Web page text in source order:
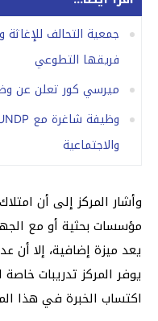
جمعية التحالف للإغاثة
فريقها التطوعي
ميرسي كور تعلن عن
والاجتماعية
وأشار المركز إلى أن
مؤسسات بحثية أو مع
يعد ميزة إضافية، إلا أن
يوفر المركز تدريبات
اكتساب الخبرة في هذا